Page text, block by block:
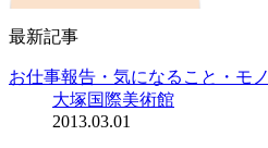
最新記事
お仕事報告・気になること・モノ
大塚国際美術館
2013.03.01